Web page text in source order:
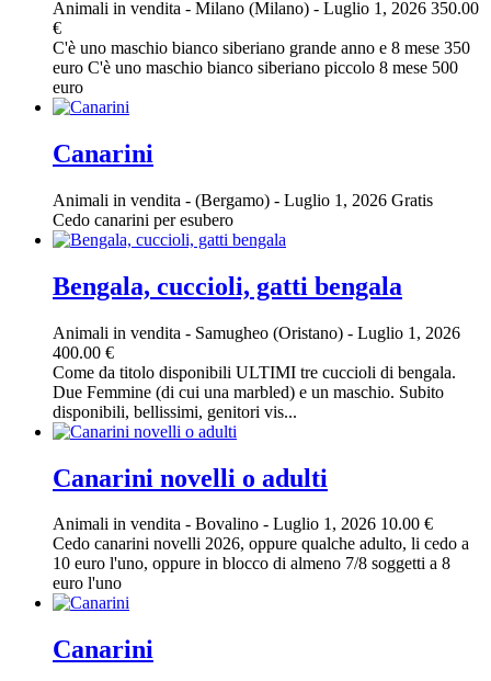
Animali in vendita - Milano (Milano) - Luglio 1, 2026 350.00
€
C'è uno maschio bianco siberiano grande anno e 8 mese 350
euro C'è uno maschio bianco siberiano piccolo 8 mese 500
euro
Canarini
Animali in vendita - (Bergamo) - Luglio 1, 2026 Gratis
Cedo canarini per esubero
Bengala, cuccioli, gatti bengala
Animali in vendita - Samugheo (Oristano) - Luglio 1, 2026
400.00 €
Come da titolo disponibili ULTIMI tre cuccioli di bengala.
Due Femmine (di cui una marbled) e un maschio. Subito
disponibili, bellissimi, genitori vis...
Canarini novelli o adulti
Animali in vendita - Bovalino - Luglio 1, 2026 10.00 €
Cedo canarini novelli 2026, oppure qualche adulto, li cedo a
10 euro l'uno, oppure in blocco di almeno 7/8 soggetti a 8
euro l'uno
Canarini